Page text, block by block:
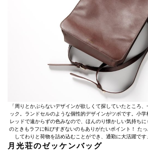
「周りとかぶらないデザインが欲しくて探していたところ
ック。ランドセルのような個性的デザインがツボです。小
レッドで遠からずの色みなので、ほんのり懐かしい気持ち
のときもラフに転びすぎないのもありがたいポイント！ た
してわりと荷物を詰め込むことができ、通勤に大活躍です
月光荘のゼッケンバッグ